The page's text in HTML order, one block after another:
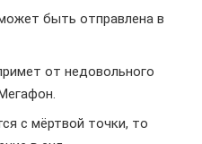
быть отправлена в
от недовольного
с мёртвой точки, то